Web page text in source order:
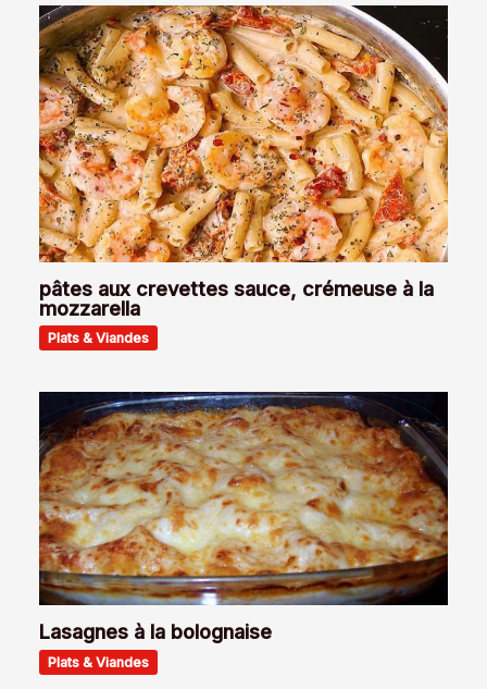
pâtes aux crevettes sauce, crémeuse à la
mozzarella
Plats & Viandes
Lasagnes à la bolognaise
Plats & Viandes